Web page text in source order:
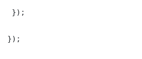
});
});